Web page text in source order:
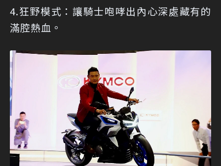
4.狂野模式：讓騎士咆哮出內心深處藏有的
滿腔熱血。